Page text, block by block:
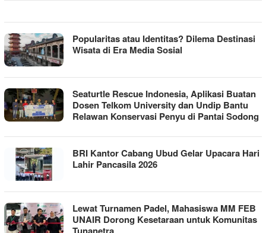
Popularitas atau Identitas? Dilema Destinasi
Wisata di Era Media Sosial
Seaturtle Rescue Indonesia, Aplikasi Buatan
Dosen Telkom University dan Undip Bantu
Relawan Konservasi Penyu di Pantai Sodong
BRI Kantor Cabang Ubud Gelar Upacara Hari
Lahir Pancasila 2026
Lewat Turnamen Padel, Mahasiswa MM FEB
UNAIR Dorong Kesetaraan untuk Komunitas
Tunanetra